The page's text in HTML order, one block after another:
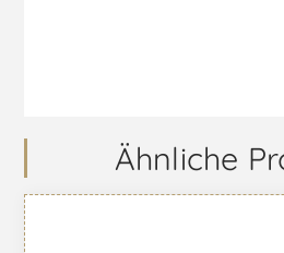
Ähnliche